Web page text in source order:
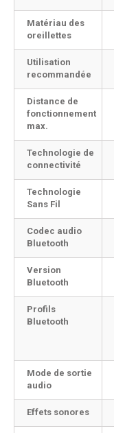
Matériau des
oreillettes
Utilisation
recommandée
Distance de
fonctionnement
max.
Technologie de
connectivité
Technologie
Sans Fil
Codec audio
Bluetooth
Version
Bluetooth
Profils
Bluetooth
Mode de sortie
audio
Effets sonores